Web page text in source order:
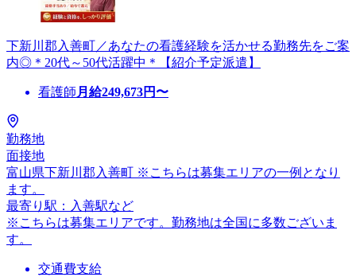
下新川郡入善町／あなたの看護経験を活かせる勤務先をご案
内◎＊20代～50代活躍中＊【紹介予定派遣】
看護師 月給249,673円〜
勤務地
面接地
富山県下新川郡入善町 ※こちらは募集エリアの一例となり
ます。
最寄り駅：入善駅など
※こちらは募集エリアです。勤務地は全国に多数ございま
す。
交通費支給